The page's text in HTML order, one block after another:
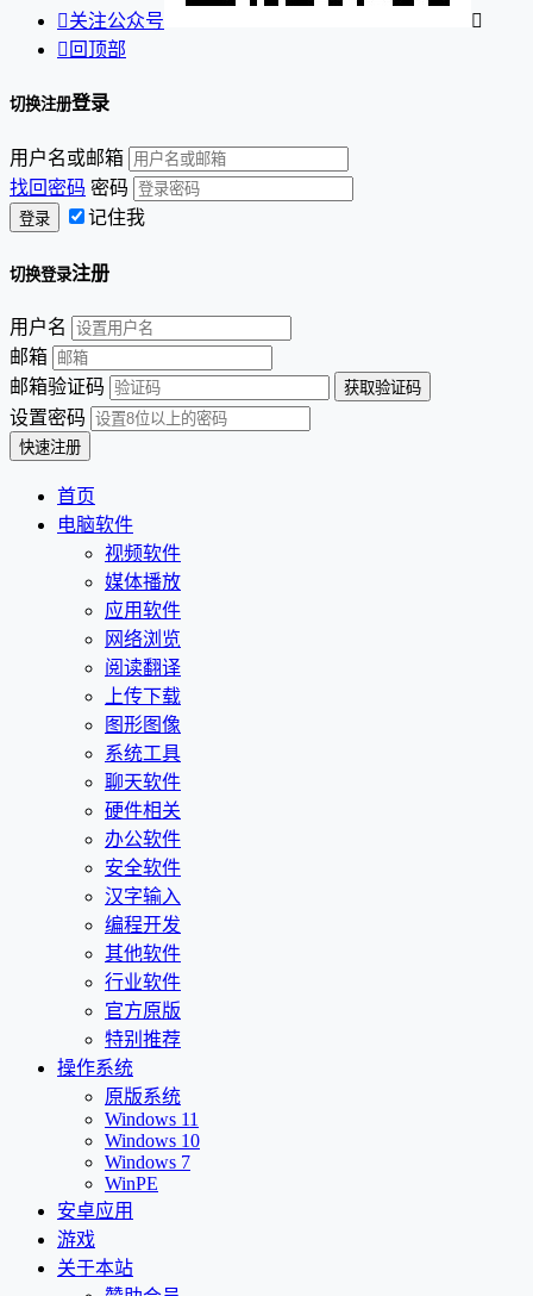
关注公众号

 回顶部
切换注册登录
用户名或邮箱
找回密码 密码
记住我
切换登录注册
用户名
邮箱
邮箱验证码
设置密码
首页
电脑软件
视频软件
媒体播放
应用软件
网络浏览
阅读翻译
上传下载
图形图像
系统工具
聊天软件
硬件相关
办公软件
安全软件
汉字输入
编程开发
其他软件
行业软件
官方原版
特别推荐
操作系统
原版系统
Windows 11
Windows 10
Windows 7
WinPE
安卓应用
游戏
关于本站